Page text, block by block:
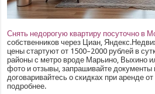
Снять недорогую квартиру посуточно в
собственников через Циан,
цены стартуют от 1500–2000 рублей в
районы с метро вроде Марьино, Выхино
фото и отзывы, запрашивайте документы
договаривайтесь о скидках при аренде
подробнее.